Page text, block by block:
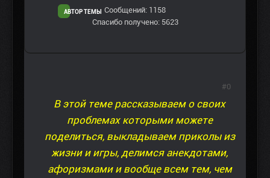
АВТОР ТЕМЫ
Сообщений: 1158
Спасибо получено: 5623
В этой теме рассказываем о своих
проблемах которыми можете
поделиться, выкладываем приколы из
жизни и игры, делимся анекдотами,
афоризмами и вообще всем тем, чем
#0